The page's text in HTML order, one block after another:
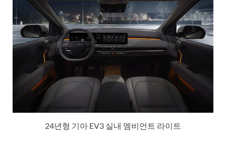
24년형 기아 EV3 실내 엠비언트 라이트